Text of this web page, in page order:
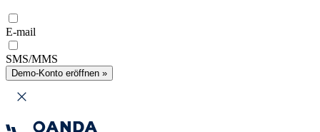
E-mail
SMS/MMS
Demo-Konto eröffnen »